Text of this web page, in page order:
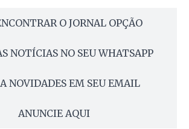
O JORNAL OPÇÃO
NOTÍCIAS NO SEU WHATSAPP
NOVIDADES EM SEU EMAIL
ANUNCIE AQUI